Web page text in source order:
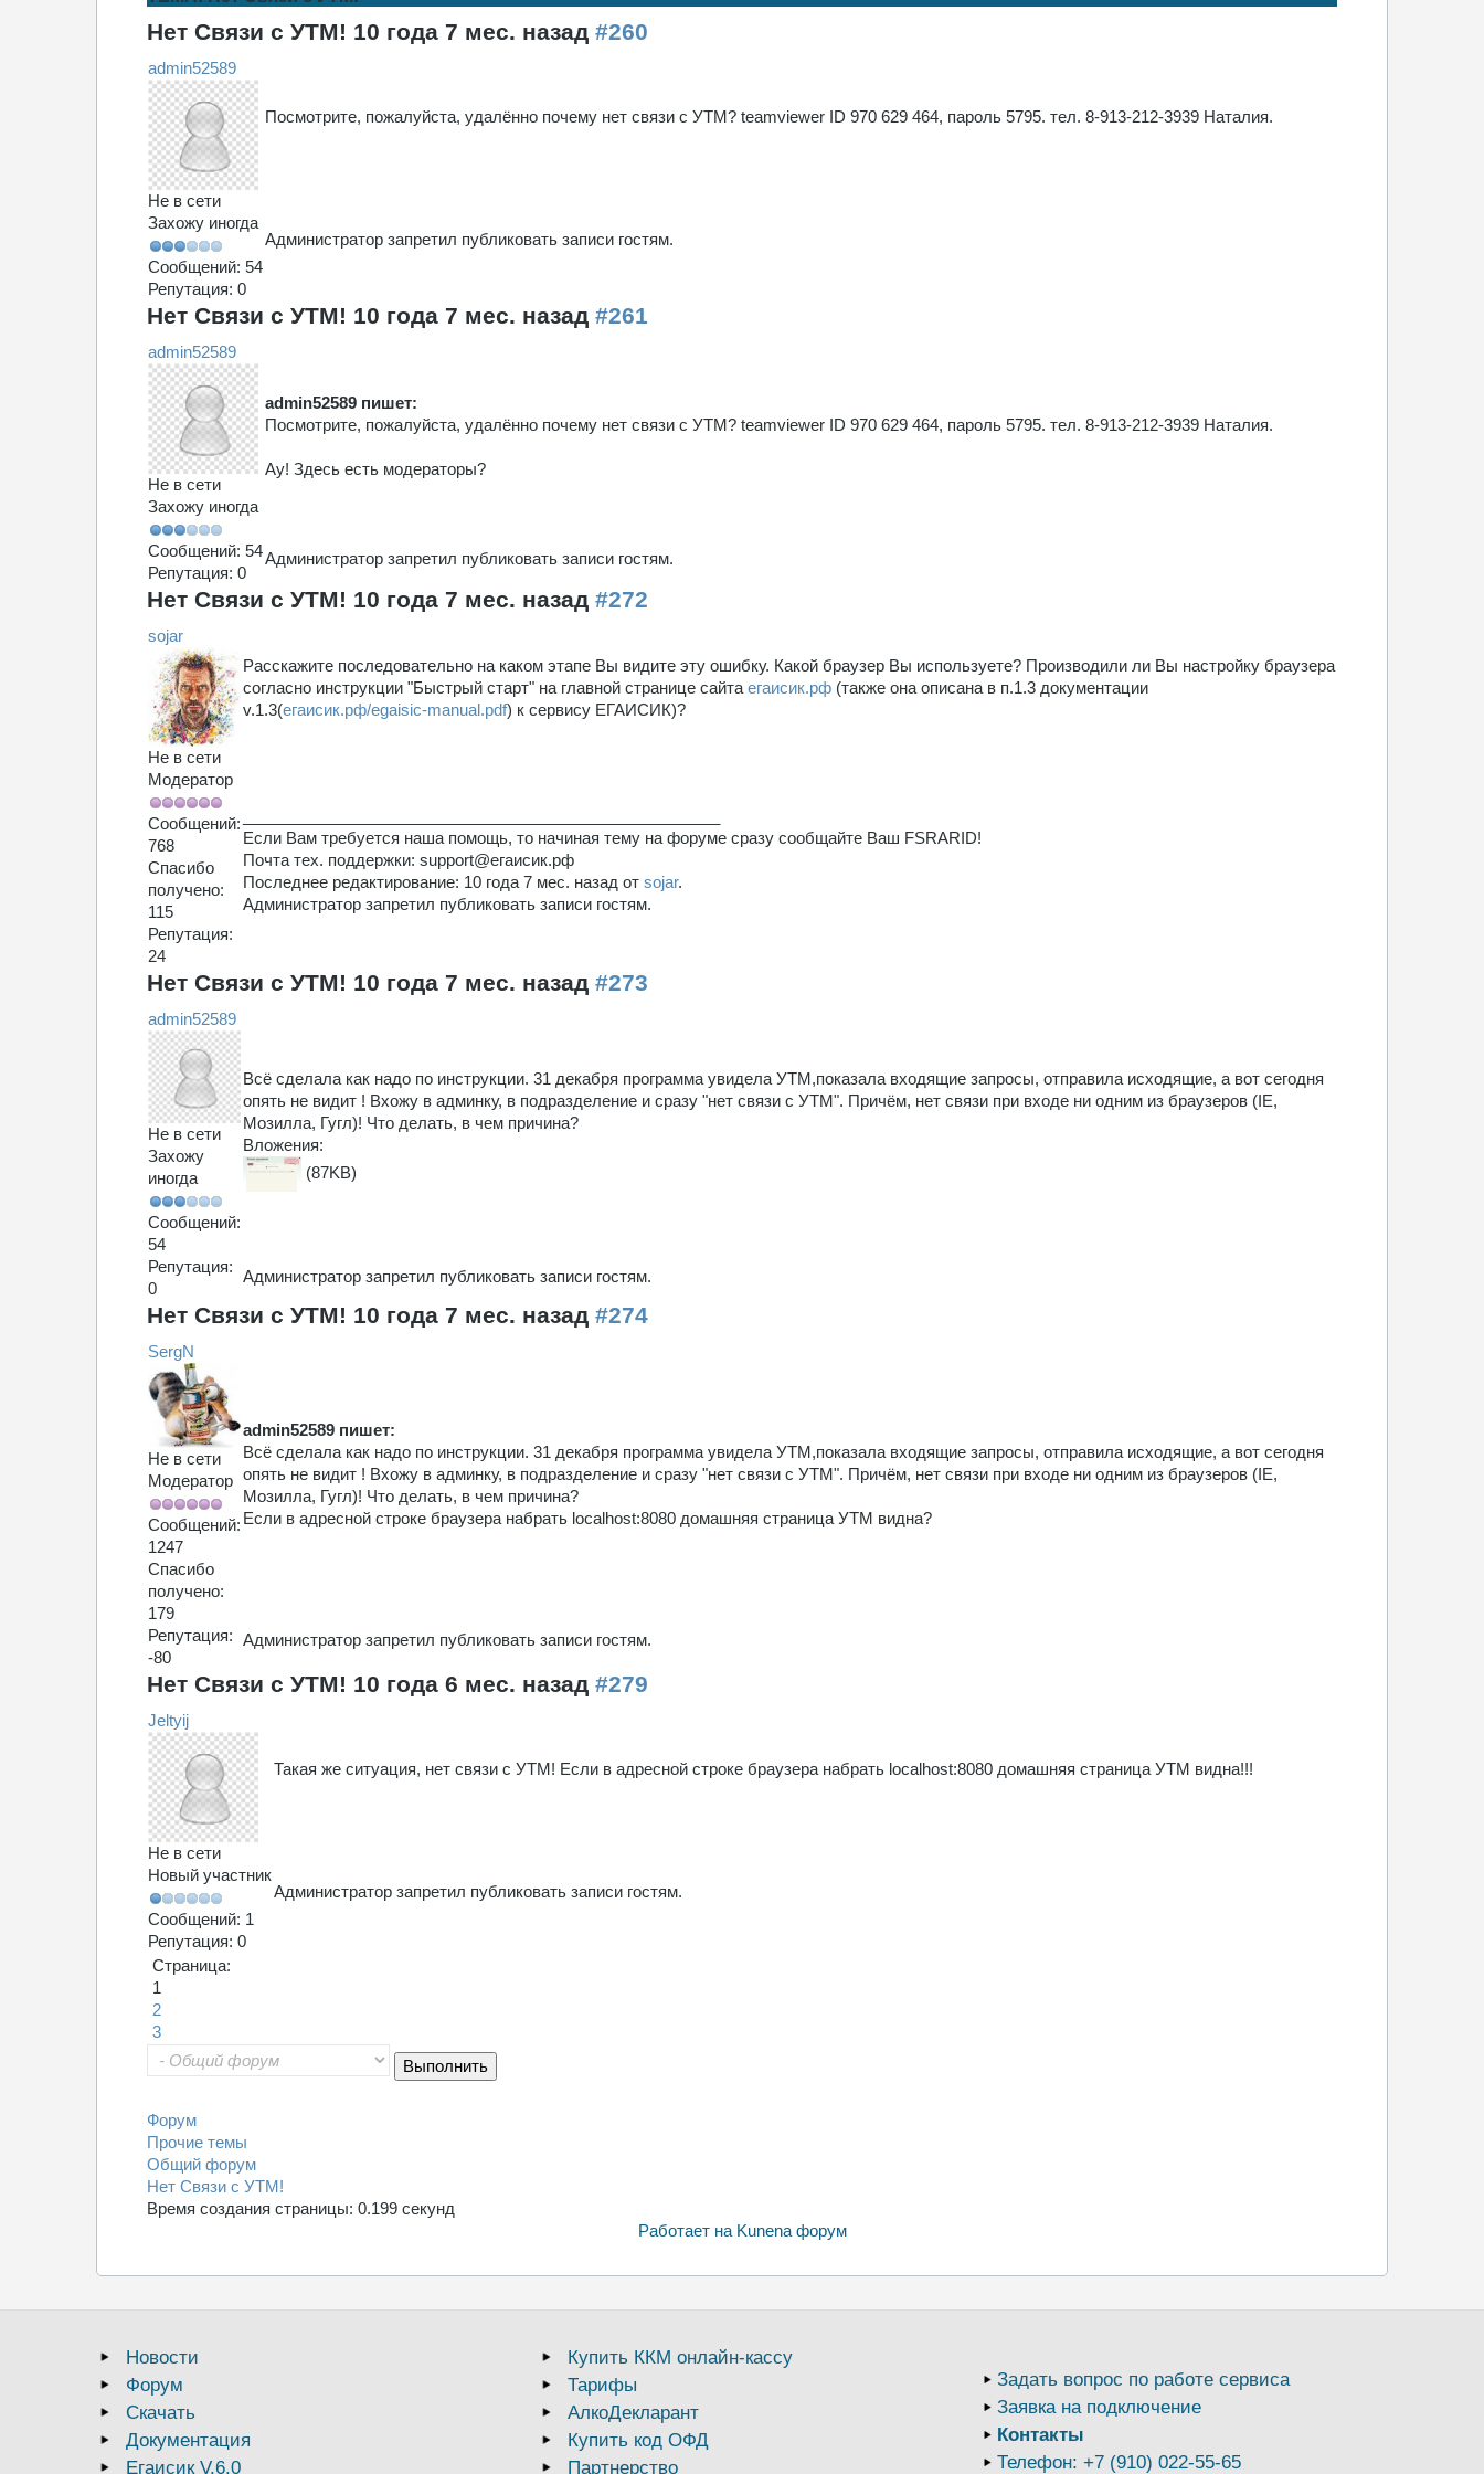
Нет Связи с УТМ! 10 года 7 мес. назад #260
admin52589
Не в сети
Захожу иногда
Сообщений: 54
Репутация: 0
Посмотрите, пожалуйста, удалённо почему нет связи с УТМ? teamviewer ID 970 629 464, пароль 5795. тел. 8-913-212-3939 Наталия.
Администратор запретил публиковать записи гостям.
Нет Связи с УТМ! 10 года 7 мес. назад #261
admin52589
Не в сети
Захожу иногда
Сообщений: 54
Репутация: 0
admin52589 пишет:
Посмотрите, пожалуйста, удалённо почему нет связи с УТМ? teamviewer ID 970 629 464, пароль 5795. тел. 8-913-212-3939 Наталия.
Ау! Здесь есть модераторы?
Администратор запретил публиковать записи гостям.
Нет Связи с УТМ! 10 года 7 мес. назад #272
sojar
Не в сети
Модератор
Сообщений:
768
Спасибо
получено:
115
Репутация:
24
Расскажите последовательно на каком этапе Вы видите эту ошибку. Какой браузер Вы используете? Производили ли Вы настройку браузера
согласно инструкции "Быстрый старт" на главной странице сайта егаисик.рф (также она описана в п.1.3 документации
v.1.3(егаисик.рф/egaisic-manual.pdf) к сервису ЕГАИСИК)?
Если Вам требуется наша помощь, то начиная тему на форуме сразу сообщайте Ваш FSRARID!
Почта тех. поддержки: support@егаисик.рф
Последнее редактирование: 10 года 7 мес. назад от sojar.
Администратор запретил публиковать записи гостям.
Нет Связи с УТМ! 10 года 7 мес. назад #273
admin52589
Не в сети
Захожу
иногда
Сообщений:
54
Репутация:
0
Всё сделала как надо по инструкции. 31 декабря программа увидела УТМ,показала входящие запросы, отправила исходящие, а вот сегодня
опять не видит ! Вхожу в админку, в подразделение и сразу "нет связи с УТМ". Причём, нет связи при входе ни одним из браузеров (IE,
Мозилла, Гугл)! Что делать, в чем причина?
Вложения:
(87KB)
Администратор запретил публиковать записи гостям.
Нет Связи с УТМ! 10 года 7 мес. назад #274
SergN
Не в сети
Модератор
Сообщений:
1247
Спасибо
получено:
179
Репутация:
-80
admin52589 пишет:
Всё сделала как надо по инструкции. 31 декабря программа увидела УТМ,показала входящие запросы, отправила исходящие, а вот сегодня
опять не видит ! Вхожу в админку, в подразделение и сразу "нет связи с УТМ". Причём, нет связи при входе ни одним из браузеров (IE,
Мозилла, Гугл)! Что делать, в чем причина?
Если в адресной строке браузера набрать localhost:8080 домашняя страница УТМ видна?
Администратор запретил публиковать записи гостям.
Нет Связи с УТМ! 10 года 6 мес. назад #279
Jeltyij
Не в сети
Новый участник
Сообщений: 1
Репутация: 0
Такая же ситуация, нет связи с УТМ! Если в адресной строке браузера набрать localhost:8080 домашняя страница УТМ видна!!!
Администратор запретил публиковать записи гостям.
Страница:
1
2
3
Форум
Прочие темы
Общий форум
Нет Связи с УТМ!
Время создания страницы: 0.199 секунд
Работает на Kunena форум
Новости
Форум
Скачать
Документация
Егаисик V.6.0
Купить ККМ онлайн-кассу
Тарифы
АлкоДекларант
Купить код ОФД
Партнерство
Задать вопрос по работе сервиса
Заявка на подключение
Контакты
Телефон: +7 (910) 022-55-65